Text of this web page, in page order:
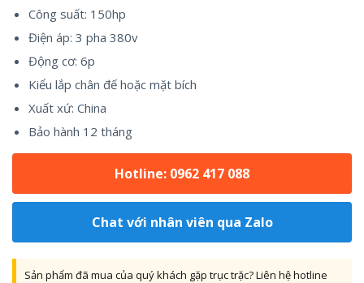
Công suất: 150hp
Điện áp: 3 pha 380v
Động cơ: 6p
Kiểu lắp chân đế hoặc mặt bích
Xuất xứ: China
Bảo hành 12 tháng
Hotline: 0962 417 088
Chat với nhân viên qua Zalo
Sản phẩm đã mua của quý khách gặp trục trặc? Liên hệ hotline